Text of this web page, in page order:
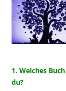
1. Welches
du?